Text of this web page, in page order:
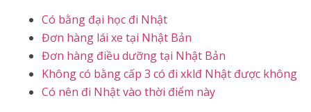
Có bằng đại học đi Nhật
Đơn hàng lái xe tại Nhật Bản
Đơn hàng điều dưỡng tại Nhật Bản
Không có bằng cấp 3 có đi xklđ Nhật được không
Có nên đi Nhật vào thời điểm này